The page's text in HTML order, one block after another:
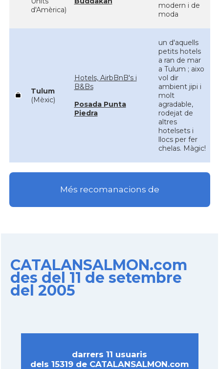
d'Amèrica)
modern i de
moda
Tulum
(Mèxic)
Hotels, AirbBnB's i
B&Bs
Posada Punta
Piedra
un d'aquells
petits hotels
a ran de mar
a Tulum ; aixo
vol dir
ambient jipi i
molt
agradable,
rodejat de
altres
hotelsets i
llocs per fer
chelas. Màgic!
Més recomanacions de
CATALANSALMON.com
des del 11 de setembre
del 2005
darrers 11 usuaris
dels 15319 de CATALANSALMON.com